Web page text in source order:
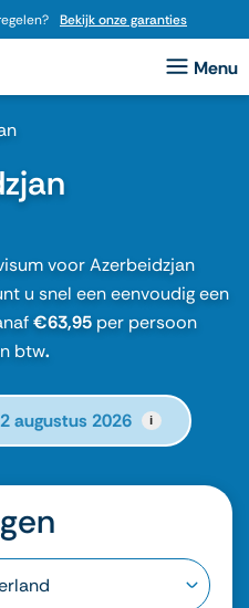
Bekijk onze garanties
voor Azerbeidzjan
u snel een eenvoudig een
€63,95 per persoon
btw.
augustus 2026 i